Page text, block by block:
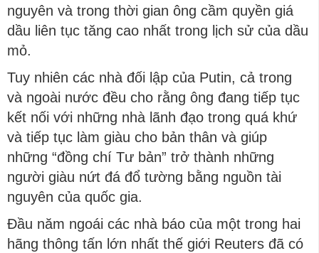
nguyên và trong thời gian ông cầm quyền giá
dầu liên tục tăng cao nhất trong lịch sử của dầu
mỏ.
Tuy nhiên các nhà đối lập của Putin, cả trong
và ngoài nước đều cho rằng ông đang tiếp tục
kết nối với những nhà lãnh đạo trong quá khứ
và tiếp tục làm giàu cho bản thân và giúp
những “đồng chí Tư bản” trở thành những
người giàu nứt đá đổ tường bằng nguồn tài
nguyên của quốc gia.
Đầu năm ngoái các nhà báo của một trong hai
hãng thông tấn lớn nhất thế giới Reuters đã có